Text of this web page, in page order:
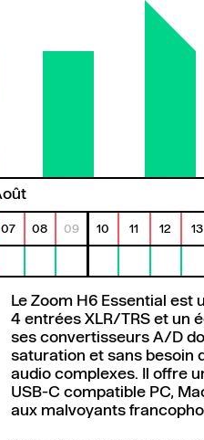
août
07 08 09 10 11 12 13
Le Zoom H6 Essential est
4 entrées XLR/TRS et un
ses convertisseurs A/D
saturation et sans besoin
audio complexes. Il offre
USB-C compatible PC,
aux malvoyants